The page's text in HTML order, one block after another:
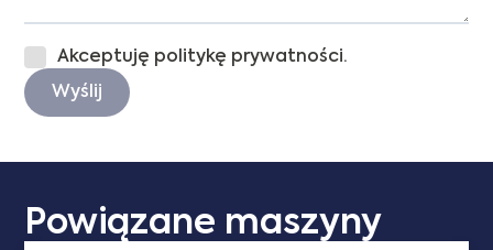
Akceptuję politykę prywatności.
Wyślij
Powiązane maszyny